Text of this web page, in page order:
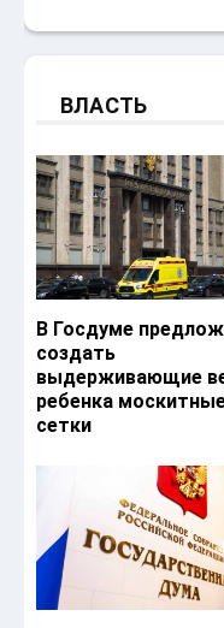
ВЛАСТЬ
В Госдуме
создать
выдерживающие
ребенка
сетки